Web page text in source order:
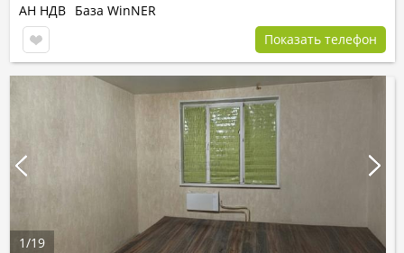
АН НДВ База WinNER
Показать телефон
1/19